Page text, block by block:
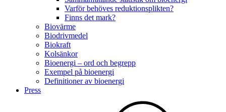
Varför behöves reduktionsplikten?
Finns det mark?
Biovärme
Biodrivmedel
Biokraft
Kolsänkor
Bioenergi – ord och begrepp
Exempel på bioenergi
Definitioner av bioenergi
Press